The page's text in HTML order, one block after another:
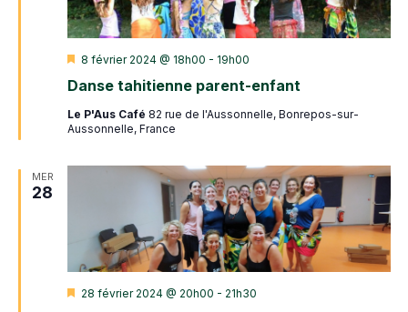
Danse tahitienne parent-enfant
Mis
avant
8 février 2024 @ 18h00 - 19h00
Le P'Aus Café 82 rue de l'Aussonnelle, Bonrepos-sur-
Aussonnelle, France
MER
28
Mis
28 février 2024 @ 20h00 - 21h30